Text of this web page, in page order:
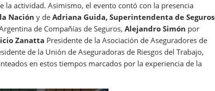
la actividad. Asimismo, el evento contó con la presencia
Nación y de Adriana Guida, Superintendenta de Seguros
de Compañías de Seguros, Alejandro Simón por
Zanatta Presidente de la Asociación de Aseguradores de
de la Unión de Aseguradoras de Riesgos del Trabajo,
en estos tiempos marcados por la experiencia de la